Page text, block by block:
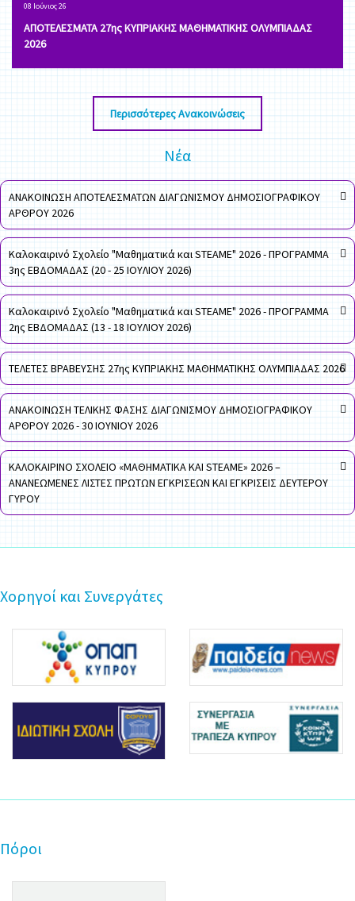
08 Ιούνιος 26
ΑΠΟΤΕΛΕΣΜΑΤΑ 27ης ΚΥΠΡΙΑΚΗΣ ΜΑΘΗΜΑΤΙΚΗΣ ΟΛΥΜΠΙΑΔΑΣ
2026
Περισσότερες Ανακοινώσεις
Νέα
ΑΝΑΚΟΙΝΩΣΗ ΑΠΟΤΕΛΕΣΜΑΤΩΝ ΔΙΑΓΩΝΙΣΜΟΥ ΔΗΜΟΣΙΟΓΡΑΦΙΚΟΥ
ΑΡΘΡΟΥ 2026
Καλοκαιρινό Σχολείο "Μαθηματικά και STEAME" 2026 - ΠΡΟΓΡΑΜΜΑ
3ης ΕΒΔΟΜΑΔΑΣ (20 - 25 ΙΟΥΛΙΟΥ 2026)
Καλοκαιρινό Σχολείο "Μαθηματικά και STEAME" 2026 - ΠΡΟΓΡΑΜΜΑ
2ης ΕΒΔΟΜΑΔΑΣ (13 - 18 ΙΟΥΛΙΟΥ 2026)
ΤΕΛΕΤΕΣ ΒΡΑΒΕΥΣΗΣ 27ης ΚΥΠΡΙΑΚΗΣ ΜΑΘΗΜΑΤΙΚΗΣ ΟΛΥΜΠΙΑΔΑΣ 2026
ΑΝΑΚΟΙΝΩΣΗ ΤΕΛΙΚΗΣ ΦΑΣΗΣ ΔΙΑΓΩΝΙΣΜΟΥ ΔΗΜΟΣΙΟΓΡΑΦΙΚΟΥ
ΑΡΘΡΟΥ 2026 - 30 ΙΟΥΝΙΟΥ 2026
ΚΑΛΟΚΑΙΡΙΝΟ ΣΧΟΛΕΙΟ «ΜΑΘΗΜΑΤΙΚΑ ΚΑΙ STEAME» 2026 –
ΑΝΑΝΕΩΜΕΝΕΣ ΛΙΣΤΕΣ ΠΡΩΤΩΝ ΕΓΚΡΙΣΕΩΝ ΚΑΙ ΕΓΚΡΙΣΕΙΣ ΔΕΥΤΕΡΟΥ
ΓΥΡΟΥ
Χορηγοί και Συνεργάτες
Πόροι